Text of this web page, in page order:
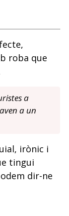
roba que
a
a un
irònic i
tingui
dir-ne